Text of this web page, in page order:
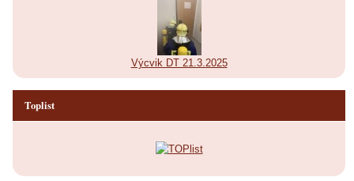
Výcvik DT 21.3.2025
Toplist